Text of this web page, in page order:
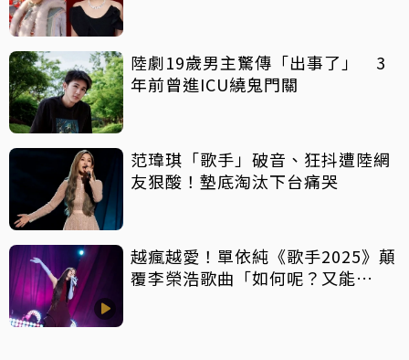
陸劇19歲男主驚傳「出事了」 3
年前曾進ICU繞鬼門關
范瑋琪「歌手」破音、狂抖遭陸網
友狠酸！墊底淘汰下台痛哭
越瘋越愛！單依純《歌手2025》顛
覆李榮浩歌曲「如何呢？又能